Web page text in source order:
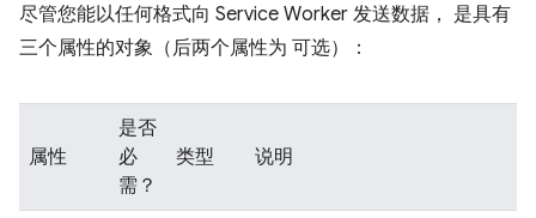
尽管您能以任何格式向 Service Worker 发送数据， 是具有
三个属性的对象（后两个属性为 可选）：
属性
是否
必
需？
类型 说明